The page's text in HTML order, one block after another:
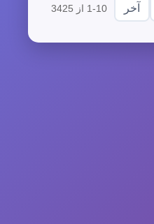
آخر 1-10 از 3425